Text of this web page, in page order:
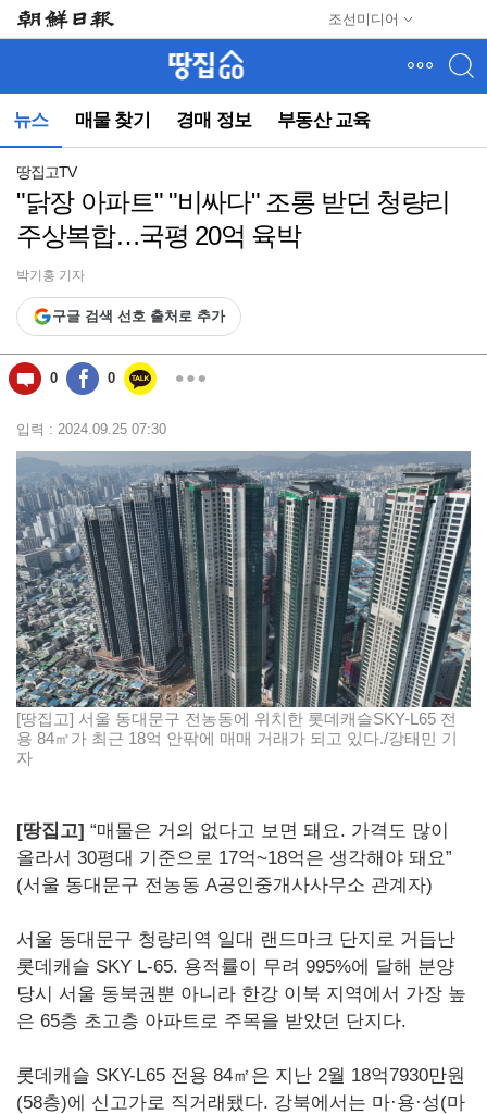
조선미디어
뉴스 매물 찾기 경매 정보 부동산 교육
뉴
(컨
동)
땅집고TV
"닭장 아파트" "비싸다" 조롱 받던 청량리
주상복합…국평 20억 육박
박기홍 기자
구글 검색 선호 출처로 추가
0 0
입력 : 2024.09.25 07:30
[땅집고] 서울 동대문구 전농동에 위치한 롯데캐슬SKY-L65 전
용 84㎡가 최근 18억 안팎에 매매 거래가 되고 있다./강태민 기
자
[땅집고] “매물은 거의 없다고 보면 돼요. 가격도 많이
올라서 30평대 기준으로 17억~18억은 생각해야 돼요”
(서울 동대문구 전농동 A공인중개사사무소 관계자)
서울 동대문구 청량리역 일대 랜드마크 단지로 거듭난
롯데캐슬 SKY L-65. 용적률이 무려 995%에 달해 분양
당시 서울 동북권뿐 아니라 한강 이북 지역에서 가장 높
은 65층 초고층 아파트로 주목을 받았던 단지다.
롯데캐슬 SKY-L65 전용 84㎡은 지난 2월 18억7930만원
(58층)에 신고가로 직거래됐다. 강북에서는 마·용·성(마